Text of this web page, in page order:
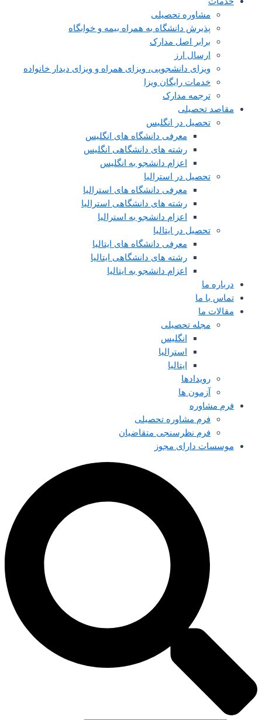
مشاوره تحصیلی
پذیرش دانشگاه به همراه بیمه و خوابگاه
برابر اصل مدارک
ارسال ارز
ویزای دانشجویی، ویزای همراه و ویزای دیدار خانواده
خدمات رایگان ویزا
ترجمه مدارک
مقاصد تحصیلی
تحصیل در انگلیس
معرفی دانشگاه های انگلیس
رشته های دانشگاهی انگلیس
اعزام دانشجو به انگلیس
تحصیل در استرالیا
معرفی دانشگاه های استرالیا
رشته های دانشگاهی استرالیا
اعزام دانشجو به استرالیا
تحصیل در ایتالیا
معرفی دانشگاه های ایتالیا
رشته های دانشگاهی ایتالیا
اعزام دانشجو به ایتالیا
درباره ما
تماس با ما
مقالات ما
مجله تحصیلی
انگلیس
استرالیا
ایتالیا
رویدادها
آزمون ها
فرم مشاوره
فرم مشاوره تحصیلی
فرم نظرسنجی متقاضیان
موسسات دارای مجوز